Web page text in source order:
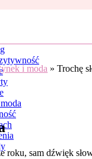
i moda »Trochę
roku, sam dźwięk